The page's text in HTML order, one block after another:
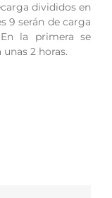
divididos en
9 serán de carga
la primera se
2 horas.